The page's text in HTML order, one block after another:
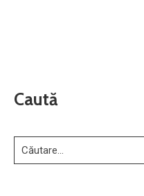
Caută